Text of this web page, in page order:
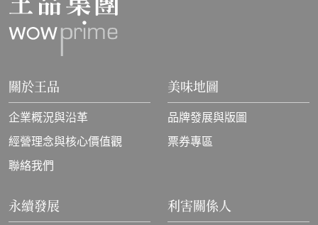
關於王品
企業概況與沿革
經營理念與核心價值觀
聯絡我們
美味地圖
品牌發展與版圖
票券專區
永續發展 利害關係人